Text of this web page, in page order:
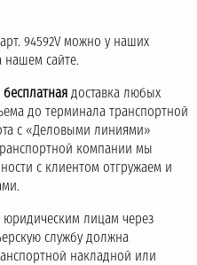
94592V можно у наших
нашем сайте.
бесплатная доставка любых
до терминала транспортной
с «Деловыми линиями»
компании мы
с клиентом отгружаем и
юридическим лицам через
службу должна
накладной или